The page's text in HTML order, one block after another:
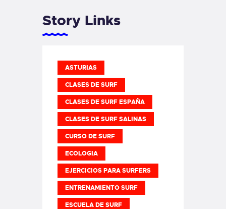
Story Links
ASTURIAS
CLASES DE SURF
CLASES DE SURF ESPAÑA
CLASES DE SURF SALINAS
CURSO DE SURF
ECOLOGIA
EJERCICIOS PARA SURFERS
ENTRENAMIENTO SURF
ESCUELA DE SURF